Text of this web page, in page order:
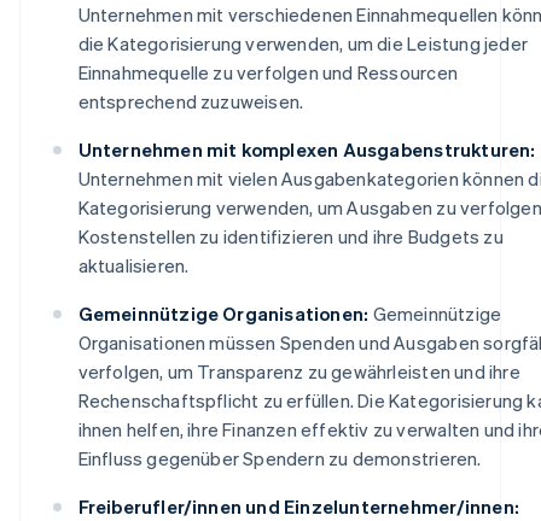
Unternehmen mit verschiedenen Einnahmequellen
die Kategorisierung verwenden, um die Leistung jeder
Einnahmequelle zu verfolgen und Ressourcen
entsprechend zuzuweisen.
Unternehmen mit komplexen Ausgabenstrukturen:
Unternehmen mit vielen Ausgabenkategorien können
Kategorisierung verwenden, um Ausgaben zu
Kostenstellen zu identifizieren und ihre Budgets zu
aktualisieren.
Gemeinnützige Organisationen: Gemeinnützige
Organisationen müssen Spenden und Ausgaben
verfolgen, um Transparenz zu gewährleisten und ihre
Rechenschaftspflicht zu erfüllen. Die Kategorisierung
ihnen helfen, ihre Finanzen effektiv zu verwalten und
Einfluss gegenüber Spendern zu demonstrieren.
Freiberufler/innen und Einzelunternehmer/innen: